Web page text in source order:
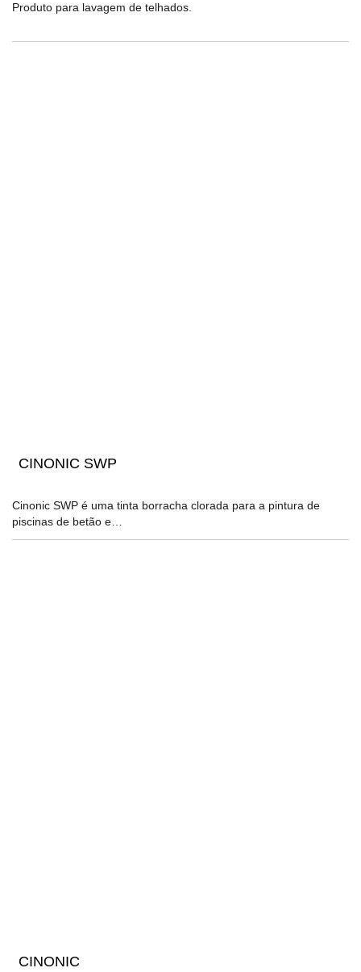
Produto para lavagem de telhados.
CINONIC SWP
Cinonic SWP é uma tinta borracha clorada para a pintura de
piscinas de betão e…
CINONIC